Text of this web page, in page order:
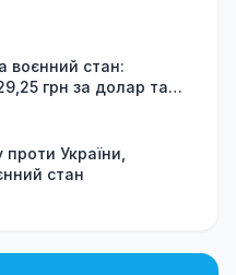
воєнний стан:
грн за долар та
проти України,
стан